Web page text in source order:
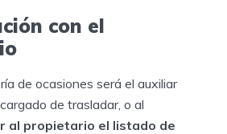
con el
de ocasiones será el auxiliar
de trasladar, o al
al propietario el listado de